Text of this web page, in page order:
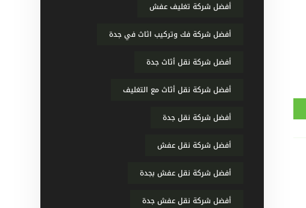
أفضل شركة تغليف عفش
أفضل شركة فك وتركيب اثاث في جدة
أفضل شركة نقل أثاث جدة
أفضل شركة نقل أثاث مع التغليف
أفضل شركة نقل جدة
أفضل شركة نقل عفش
أفضل شركة نقل عفش بجدة
أفضل شركة نقل عفش جدة